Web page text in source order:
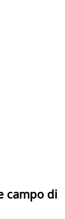
campo di